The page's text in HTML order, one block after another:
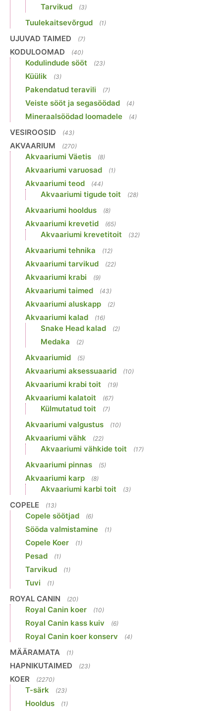
Tarvikud (3)
Tuulekaitsevõrgud (1)
UJUVAD TAIMED (7)
KODULOOMAD (40)
Kodulindude sööt (23)
Küülik (3)
Pakendatud teravili (7)
Veiste sööt ja segasöödad (4)
Mineraalsöödad loomadele (4)
VESIROOSID (43)
AKVAARIUM (270)
Akvaariumi Väetis (8)
Akvaariumi varuosad (1)
Akvaariumi teod (44)
Akvaariumi tigude toit (28)
Akvaariumi hooldus (8)
Akvaariumi krevetid (65)
Akvaariumi krevetitoit (32)
Akvaariumi tehnika (12)
Akvaariumi tarvikud (22)
Akvaariumi krabi (9)
Akvaariumi taimed (43)
Akvaariumi aluskapp (2)
Akvaariumi kalad (16)
Snake Head kalad (2)
Medaka (2)
Akvaariumid (5)
Akvaariumi aksessuaarid (10)
Akvaariumi krabi toit (19)
Akvaariumi kalatoit (67)
Külmutatud toit (7)
Akvaariumi valgustus (10)
Akvaariumi vähk (22)
Akvaariumi vähkide toit (17)
Akvaariumi pinnas (5)
Akvaariumi karp (8)
Akvaariumi karbi toit (3)
COPELE (13)
Copele söötjad (6)
Sööda valmistamine (1)
Copele Koer (1)
Pesad (1)
Tarvikud (1)
Tuvi (1)
ROYAL CANIN (20)
Royal Canin koer (10)
Royal Canin kass kuiv (6)
Royal Canin koer konserv (4)
MÄÄRAMATA (1)
HAPNIKUTAIMED (23)
KOER (2270)
T-särk (23)
Hooldus (1)